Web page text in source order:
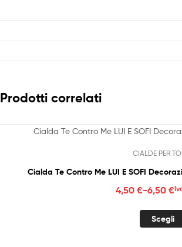
Prodotti correlati
CIALDE PER
Cialda Te Contro Me LUI E SOFI
4,50 €-6,50 €
Scegli